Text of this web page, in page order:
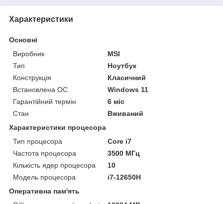
Характеристики
Основні
Виробник
MSI
Тип
Ноутбук
Конструкція
Класичний
Встановлена ОС
Windows 11
Гарантійний термін
6 міс
Стан
Вживаний
Характеристики процесора
Тип процесора
Core i7
Частота процесора
3500 МГц
Кількість ядер процесора
10
Модель процесора
i7-12650H
Оперативна пам'ять